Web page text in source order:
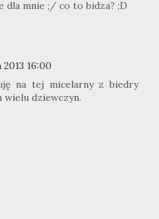
dla mnie ;/ co to bidza? ;D
16:00
na tej micelarny z biedry
wielu dziewczyn.